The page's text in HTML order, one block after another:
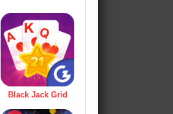
Black Jack Grid